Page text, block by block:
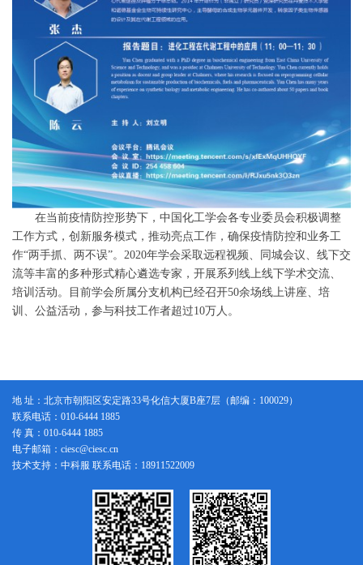
在当前疫情防控形势下，中国化工学会各专业委员会积极调整
工作方式，创新服务模式，推动亮点工作，确保疫情防控和业务工
作“两手抓、两不误”。2020年学会采取远程视频、同城会议、线下交
流等丰富的多种形式精心遴选专家，开展系列线上线下学术交流、
培训活动。目前学会所属分支机构已经召开50余场线上讲座、培
训、公益活动，参与科技工作者超过10万人。
地 址：北京市朝阳区安定路33号化信大厦B座7层（邮编：100029）
联系电话：010-6444 1885
传 真：010-6444 1885
电子邮箱：ciesc@ciesc.cn
技术支持：中科服 联系电话：18911522009